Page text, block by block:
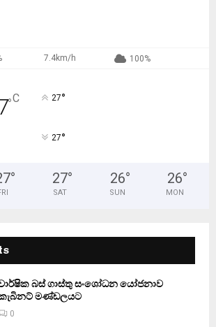
7.4km/h 100%
°C 27°
27°
° 27°
SAT
26°
SUN
26°
MON
බස් ගාස්තු සංශෝධන යෝජනාව
මණ්ඩලයට
0